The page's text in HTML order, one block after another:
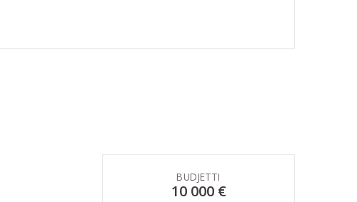
BUDJETTI
10 000 €